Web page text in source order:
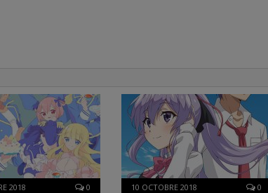
2018 0 10 OCTOBRE 2018 0